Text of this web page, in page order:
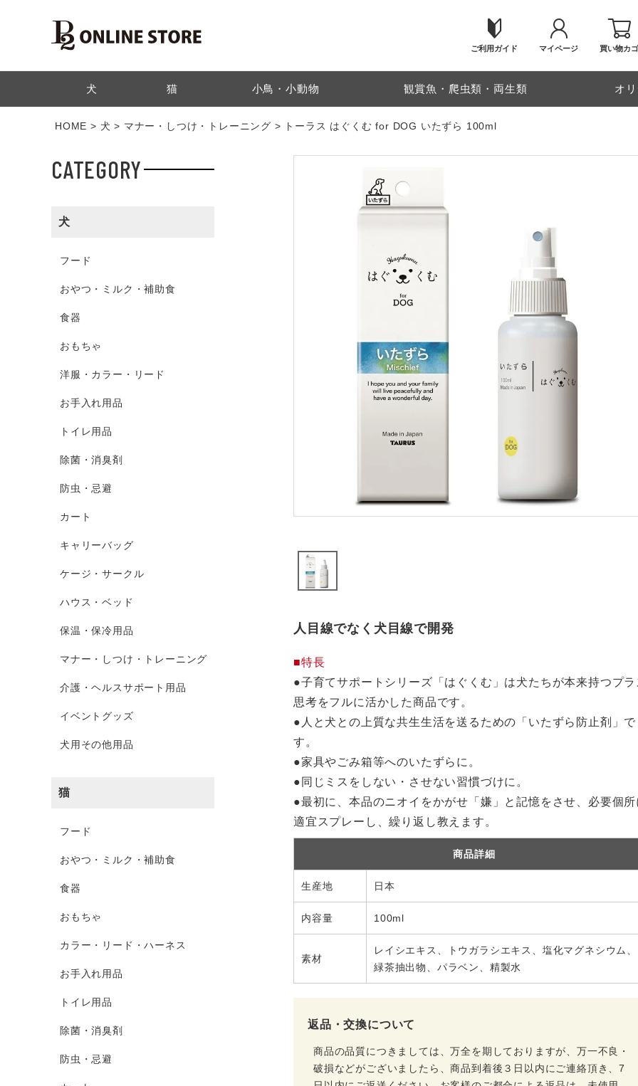
ご利用ガイド マイページ 買い物カゴ
検索
犬 猫 小鳥・小動物 観賞魚・爬虫類・両生類 オ
HOME 犬 マナー・しつけ・トレーニング トーラス はぐくむ for DOG いたずら 100ml
CATEGORY
犬
フード
おやつ・ミルク・補助食
食器
おもちゃ
洋服・カラー・リード
お手入れ用品
トイレ用品
除菌・消臭剤
防虫・忌避
カート
キャリーバッグ
ケージ・サークル
ハウス・ベッド
保温・保冷用品
マナー・しつけ・トレーニング
介護・ヘルスサポート用品
イベントグッズ
犬用その他用品
猫
フード
おやつ・ミルク・補助食
食器
おもちゃ
カラー・リード・ハーネス
お手入れ用品
トイレ用品
除菌・消臭剤
防虫・忌避
人目線でなく犬目線で開発
■特長
●子育てサポートシリーズ「はぐくむ」は犬たちが本来持つプ
思考をフルに活かした商品です。
●人と犬との上質な共生生活を送るための「いたずら防止剤」で
す。
●家具やごみ箱等へのいたずらに。
●同じミスをしない・させない習慣づけに。
●最初に、本品のニオイをかがせ「嫌」と記憶をさせ、必要個
適宜スプレーし、繰り返し教えます。
商品詳細
生産地 日本
内容量 100ml
素材
レイシエキス、トウガラシエキス、塩化マグネシウム、
緑茶抽出物、パラベン、精製水
返品・交換について
商品の品質につきましては、万全を期しておりますが、万一不良・
破損などがございましたら、商品到着後３日以内にご連絡頂き、7